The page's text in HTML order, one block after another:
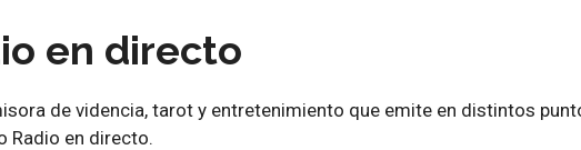
en directo
de videncia, tarot y entretenimiento que emite en distintos
Radio en directo.